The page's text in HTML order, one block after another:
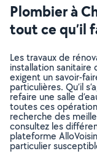
Plombier à
tout ce qu’il
Les travaux de
installation sanitaire
exigent un savoir-
particulières. Qu’il
refaire une salle
toutes ces
recherche des
consultez les
plateforme
particulier